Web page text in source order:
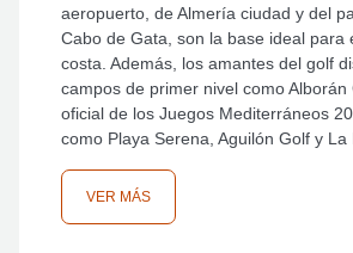
aeropuerto, de Almería ciudad y del
Cabo de Gata, son la base ideal para
costa. Además, los amantes del golf
campos de primer nivel como Alborán
oficial de los Juegos Mediterráneos
como Playa Serena, Aguilón Golf y La
VER MÁS